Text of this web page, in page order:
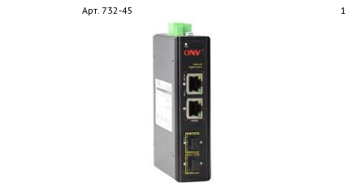
Арт. 732-45 1